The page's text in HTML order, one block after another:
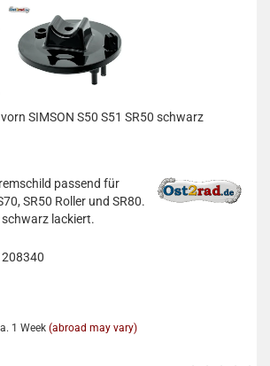
SIMSON S50 S51 SR50 schwarz
passend für
SR50 Roller und SR80.
lackiert.
208340
1 Week (abroad may vary)